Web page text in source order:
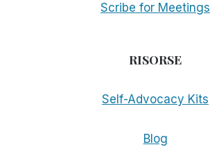
Scribe for Meetings
RISORSE
Self-Advocacy Kits
Blog